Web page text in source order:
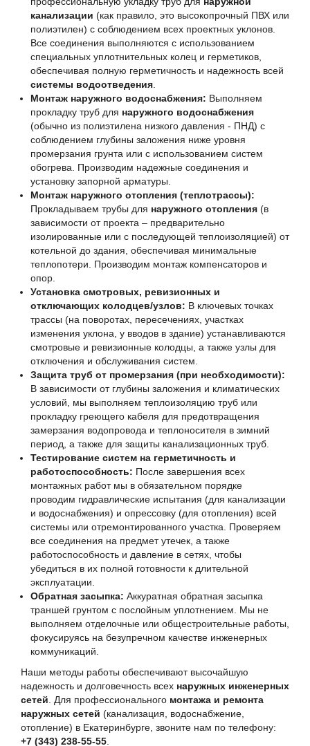
канализации (как правило, это высокопрочный ПВХ или
полиэтилен) с соблюдением всех проектных уклонов.
Все соединения выполняются с использованием
специальных уплотнительных колец и герметиков,
обеспечивая полную герметичность и надежность всей
системы водоотведения
Монтаж наружного водоснабжения: Выполняем
прокладку труб для наружного водоснабжения
(обычно из полиэтилена низкого давления - ПНД) с
соблюдением глубины заложения ниже уровня
промерзания грунта или с использованием систем
обогрева. Производим надежные соединения и
установку запорной арматуры.
Монтаж наружного отопления (теплотрассы):
Прокладываем трубы для наружного отопления (в
зависимости от проекта – предварительно
изолированные или с последующей теплоизоляцией) от
котельной до здания, обеспечивая минимальные
теплопотери. Производим монтаж компенсаторов и
опор.
Установка смотровых, ревизионных и
отключающих колодцев/узлов: В ключевых точках
трассы (на поворотах, пересечениях, участках
изменения уклона, у вводов в здание) устанавливаются
смотровые и ревизионные колодцы, а также узлы для
отключения и обслуживания систем.
Защита труб от промерзания (при необходимости):
В зависимости от глубины заложения и климатических
условий, мы выполняем теплоизоляцию труб или
прокладку греющего кабеля для предотвращения
замерзания водопровода и теплоносителя в зимний
период, а также для защиты канализационных труб.
Тестирование систем на герметичность и
работоспособность: После завершения всех
монтажных работ мы в обязательном порядке
проводим гидравлические испытания (для канализации
и водоснабжения) и опрессовку (для отопления) всей
системы или отремонтированного участка. Проверяем
все соединения на предмет утечек, а также
работоспособность и давление в сетях, чтобы
убедиться в их полной готовности к длительной
эксплуатации.
Обратная засыпка: Аккуратная обратная засыпка
траншей грунтом с послойным уплотнением. Мы не
выполняем отделочные или общестроительные работы,
фокусируясь на безупречном качестве инженерных
коммуникаций.
Наши методы работы обеспечивают высочайшую
надежность и долговечность всех наружных инженерных
сетей . Для профессионального монтажа и ремонта
наружных сетей (канализация, водоснабжение,
отопление) в Екатеринбурге, звоните нам по телефону:
+7 (343) 238-55-55